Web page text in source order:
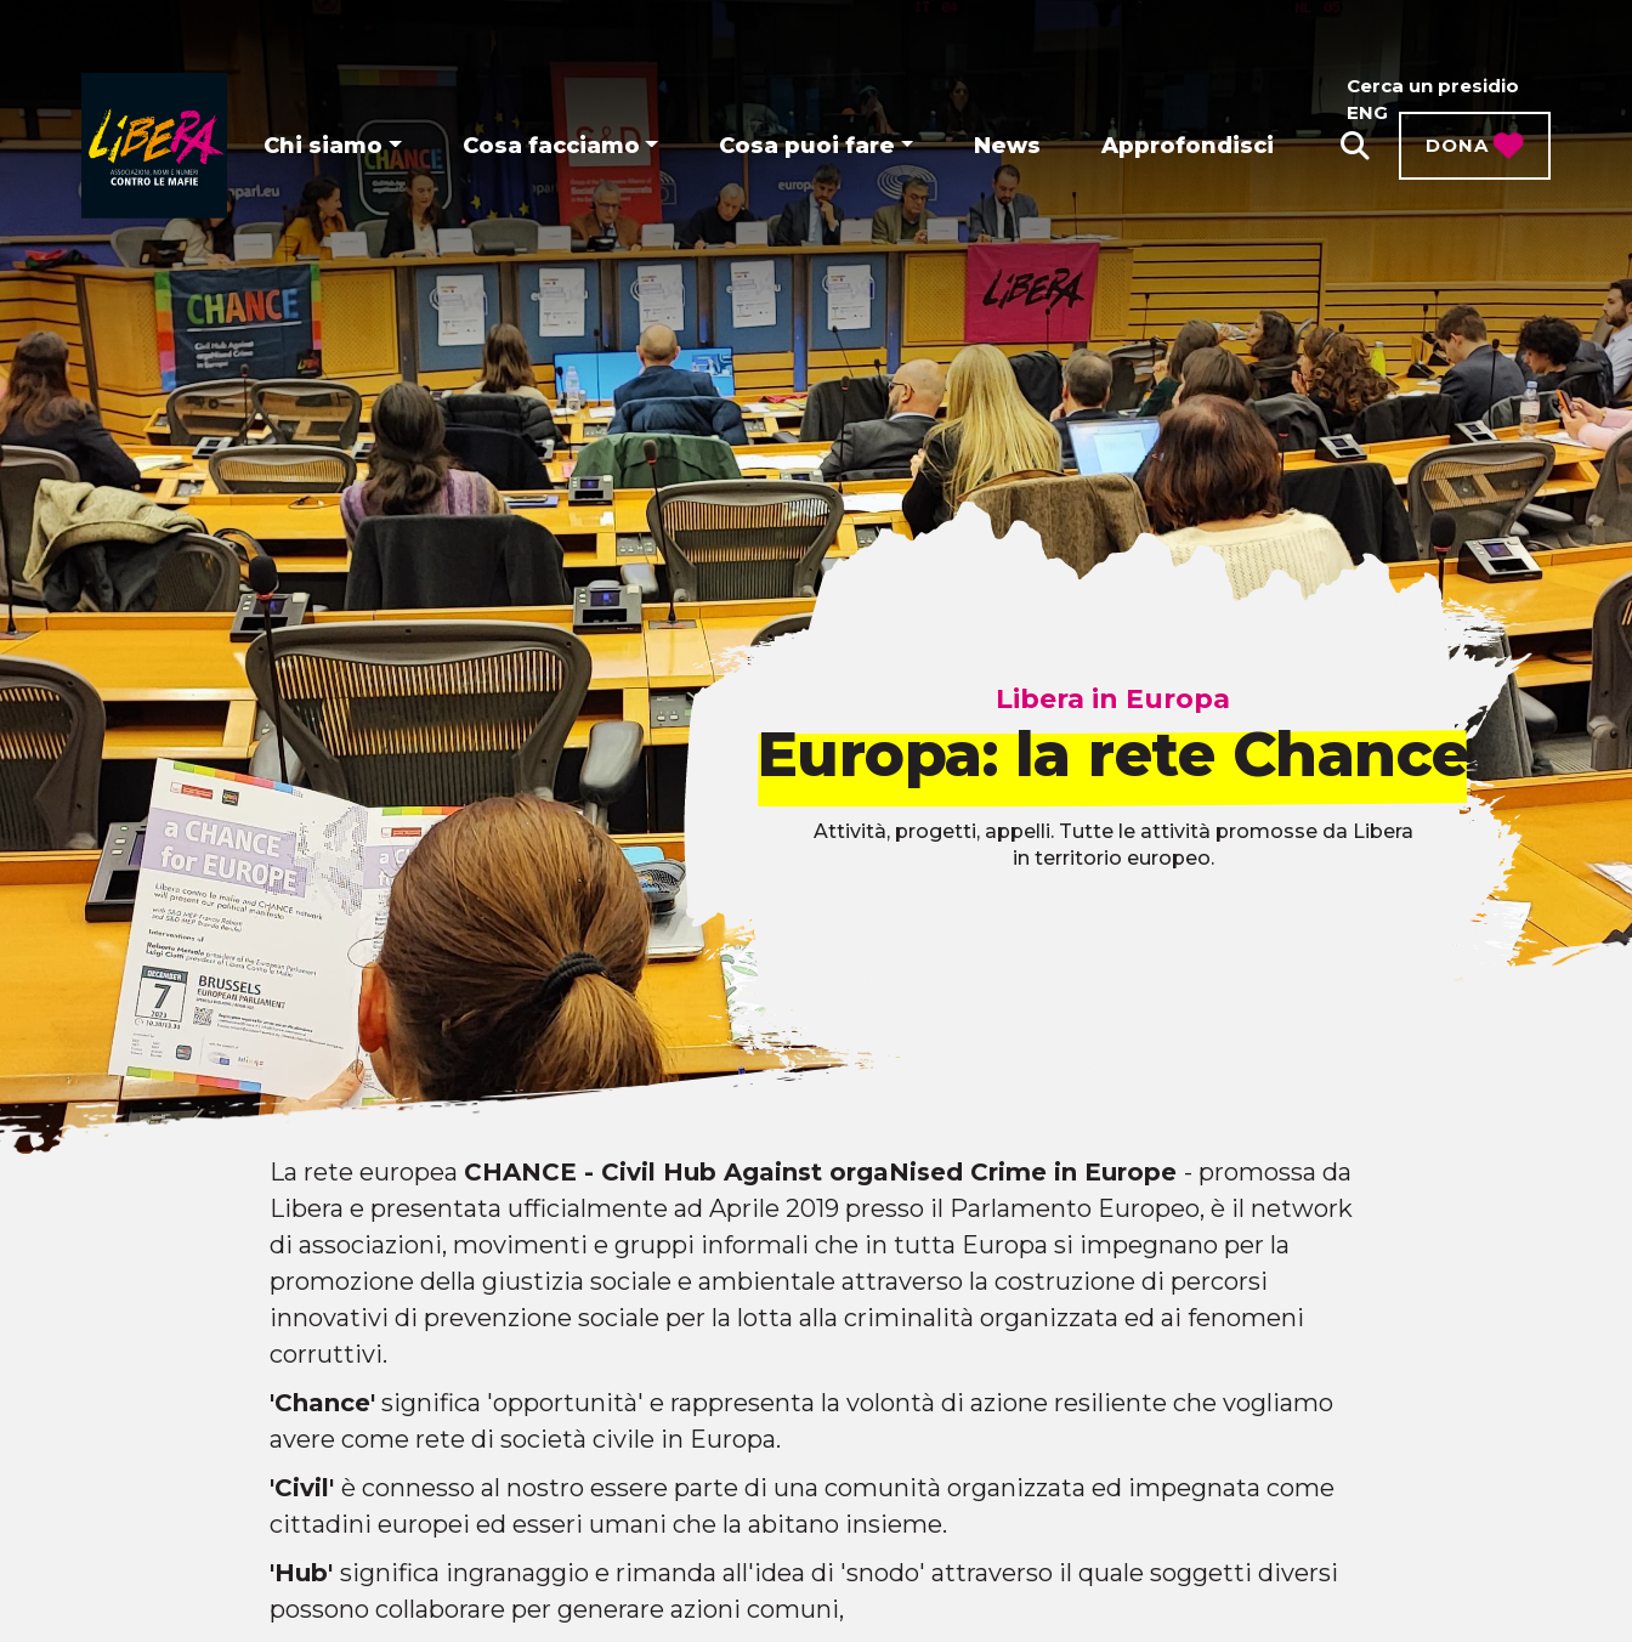
Cerca un presidio
ENG
DONA
Chi siamo Cosa facciamo Cosa puoi fare News Approfondisci
Libera in Europa
Europa: la rete Chance
Attività, progetti, appelli. Tutte le attività promosse da Libera
in territorio europeo.
La rete europea CHANCE - Civil Hub Against orgaNised Crime in Europe - promossa da
Libera e presentata ufficialmente ad Aprile 2019 presso il Parlamento Europeo, è il network
di associazioni, movimenti e gruppi informali che in tutta Europa si impegnano per la
promozione della giustizia sociale e ambientale attraverso la costruzione di percorsi
innovativi di prevenzione sociale per la lotta alla criminalità organizzata ed ai fenomeni
corruttivi.
'Chance' significa 'opportunità' e rappresenta la volontà di azione resiliente che vogliamo
avere come rete di società civile in Europa.
'Civil' è connesso al nostro essere parte di una comunità organizzata ed impegnata come
cittadini europei ed esseri umani che la abitano insieme.
'Hub' significa ingranaggio e rimanda all'idea di 'snodo' attraverso il quale soggetti diversi
possono collaborare per generare azioni comuni,